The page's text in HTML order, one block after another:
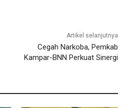
Artikel selanjutnya
Cegah Narkoba, Pemkab
Kampar-BNN Perkuat Sinergi